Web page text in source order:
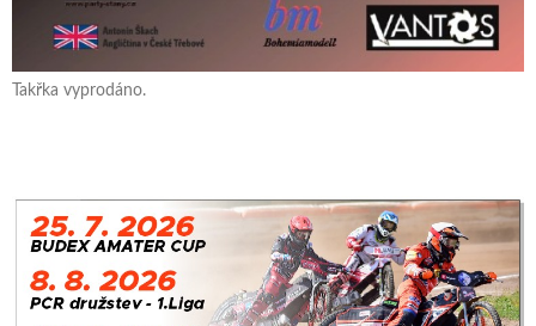
Takřka vyprodáno.